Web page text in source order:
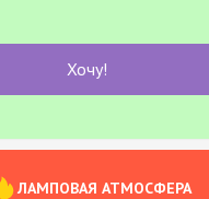
Хочу!
ЛАМПОВАЯ АТМОСФЕРА